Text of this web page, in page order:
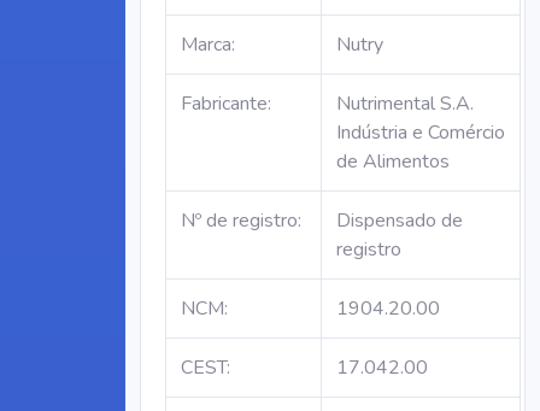
Marca: Nutry
Fabricante:
Nutrimental S.A.
Indústria e Comércio
de Alimentos
Nº de registro:
Dispensado de
registro
NCM: 1904.20.00
CEST: 17.042.00